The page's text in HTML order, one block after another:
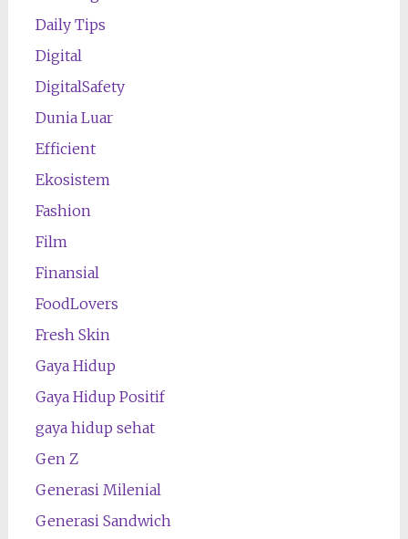
Daily Tips
Digital
DigitalSafety
Dunia Luar
Efficient
Ekosistem
Fashion
Film
Finansial
FoodLovers
Fresh Skin
Gaya Hidup
Gaya Hidup Positif
gaya hidup sehat
Gen Z
Generasi Milenial
Generasi Sandwich